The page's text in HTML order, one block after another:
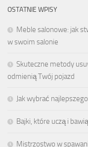
OSTATNIE WPISY
Meble salonowe: jak
w swoim salonie
Skuteczne metody
odmienią Twój pojazd
Jak wybrać
Bajki, które uczą i
Mistrzostwo w